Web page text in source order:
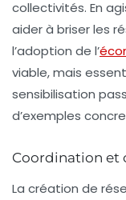
collectivités. En
aider à briser les
l’adoption de l’
viable, mais
sensibilisation
d’exemples
Coordination et
La création de